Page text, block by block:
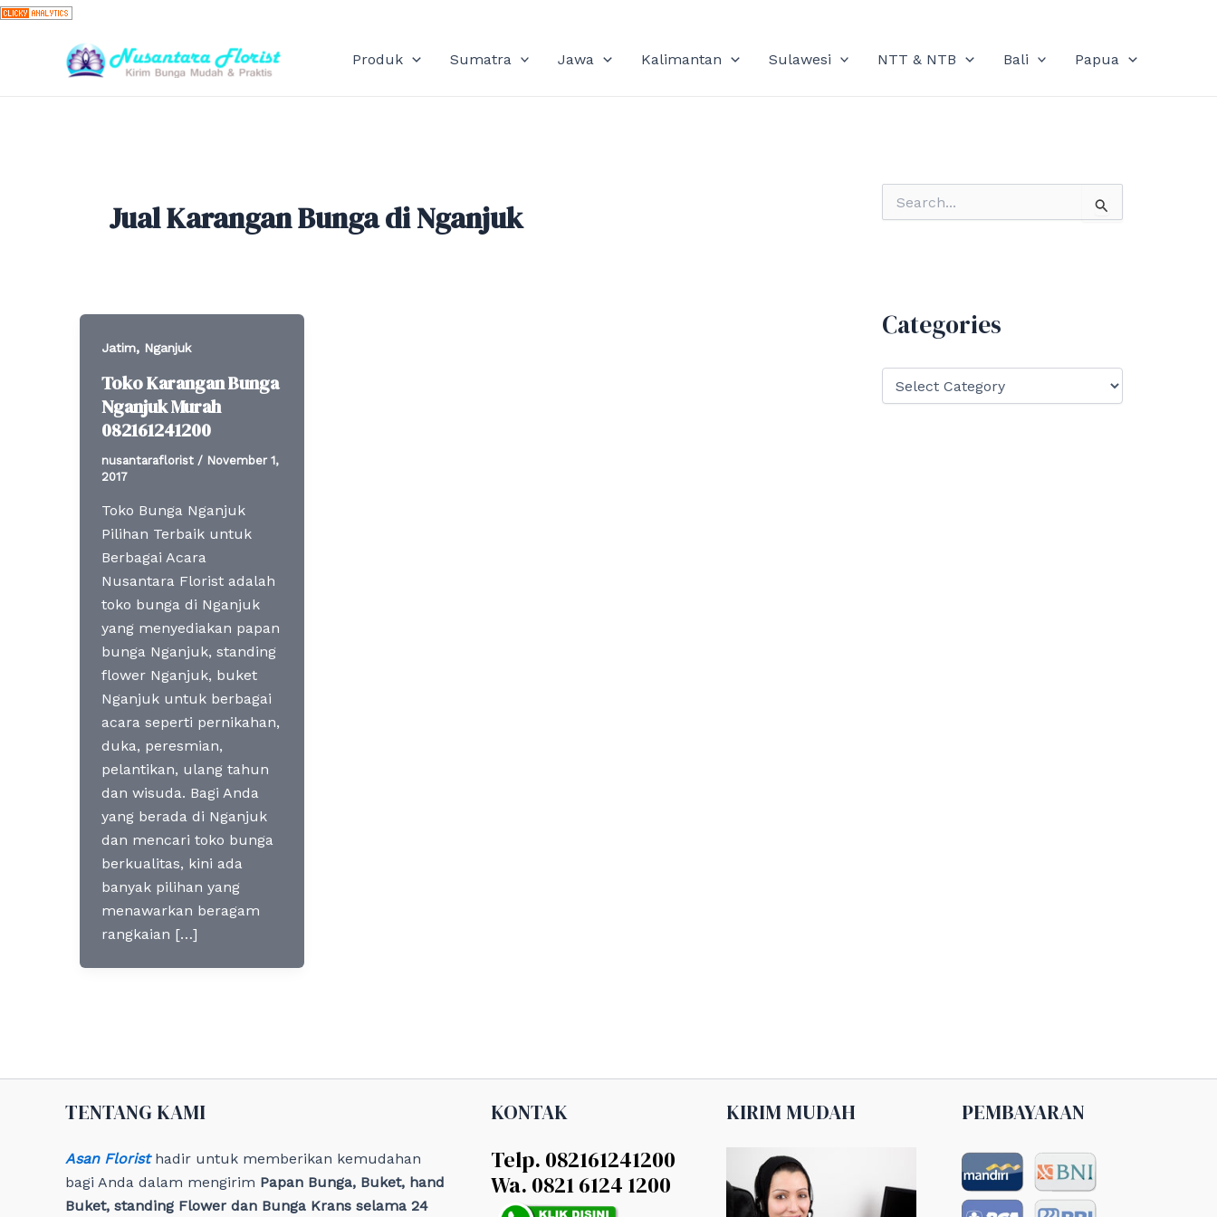
Skip
content
Produk Sumatra Jawa Kalimantan Sulawesi NTT & NTB Bali Papua
Jual Karangan Bunga di Nganjuk
Jatim, Nganjuk
Toko Karangan Bunga
Nganjuk Murah
082161241200
nusantaraflorist / November 1,
2017
Toko Bunga Nganjuk
Pilihan Terbaik untuk
Berbagai Acara
Nusantara Florist adalah
toko bunga di Nganjuk
yang menyediakan papan
bunga Nganjuk, standing
flower Nganjuk, buket
Nganjuk untuk berbagai
acara seperti pernikahan,
duka, peresmian,
pelantikan, ulang tahun
dan wisuda. Bagi Anda
yang berada di Nganjuk
dan mencari toko bunga
berkualitas, kini ada
banyak pilihan yang
menawarkan beragam
rangkaian […]
o
Categories
TENTANG KAMI
Asan Floristhadir untuk memberikan kemudahan
bagi Anda dalam mengirim Papan Bunga, Buket, hand
Buket, standing Flower dan Bunga Krans selama 24
KONTAK
Telp. 082161241200
Wa. 0821 6124 1200
KIRIM MUDAH PEMBAYARAN